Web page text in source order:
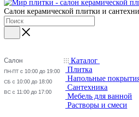
Салон керамической плитки и
Салон
ПН-ПТ с 10:00 до 19:00
СБ с 10:00 до 18:00
ВС с 11:00 до 17:00
Каталог
Плитка
Напольные
Сантехника
Мебель для ванной
Растворы и смеси